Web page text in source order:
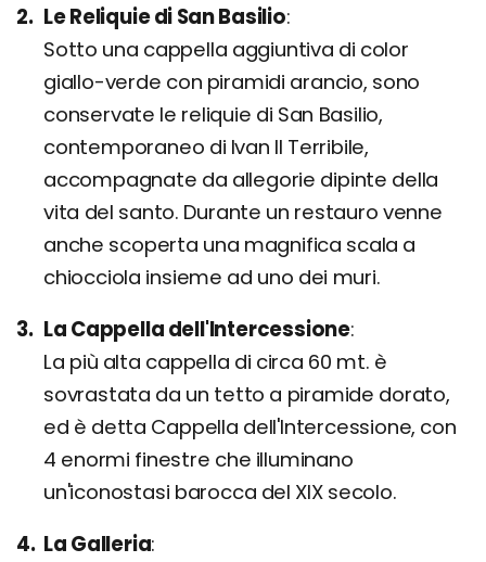
Le Reliquie di San Basilio
Sotto una cappella aggiuntiva di color
giallo-verde con piramidi arancio, sono
conservate le reliquie di San Basilio,
contemporaneo di Ivan Il Terribile,
accompagnate da allegorie dipinte della
vita del santo. Durante un restauro venne
anche scoperta una magnifica scala a
chiocciola insieme ad uno dei muri.
La Cappella dell'Intercessione
La più alta cappella di circa 60 mt. è
sovrastata da un tetto a piramide dorato,
ed è detta Cappella dell'Intercessione, con
4 enormi finestre che illuminano
un'iconostasi barocca del XIX secolo.
La Galleria